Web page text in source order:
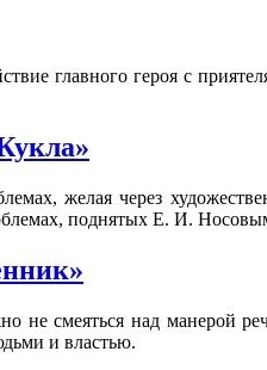
главного героя с
желая через
поднятых Е. И.
смеяться над манерой
и властью.